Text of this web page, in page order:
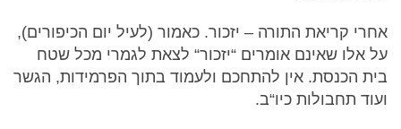
אחרי קריאת התורה – יזכור. כאמור (לעיל יום הכיפורים),
על אלו שאינם אומרים “יזכור“ לצאת לגמרי מכל שטח
בית הכנסת. אין להתחכם ולעמוד בתוך הפרמידות, הגשר
ועוד תחבולות כיו“ב.